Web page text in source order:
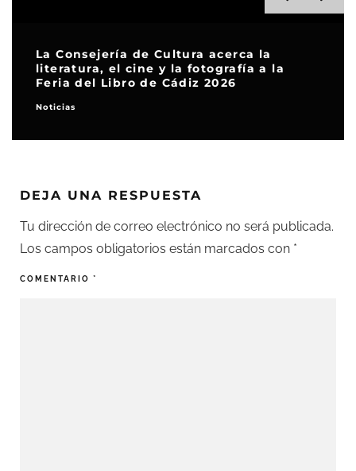
La Consejería de Cultura acerca la
literatura, el cine y la fotografía a la
Feria del Libro de Cádiz 2026
Noticias
DEJA UNA RESPUESTA
Tu dirección de correo electrónico no será publicada.
Los campos obligatorios están marcados con *
COMENTARIO *